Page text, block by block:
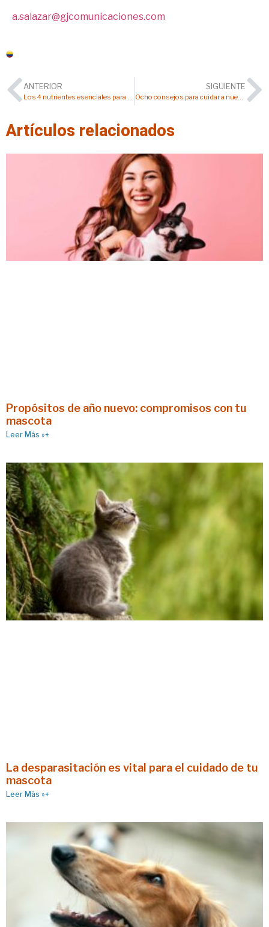
a.salazar@gjcomunicaciones.com
ANTERIOR
Los 4 nutrientes esenciales para que tu mascota tenga una visión 20/20
SIGUIENTE
Ocho consejos para cuidar a nuestras mascotas en Halloween
Artículos relacionados
Propósitos de año nuevo: compromisos con tu
mascota
Leer Más »+
La desparasitación es vital para el cuidado de tu
mascota
Leer Más »+